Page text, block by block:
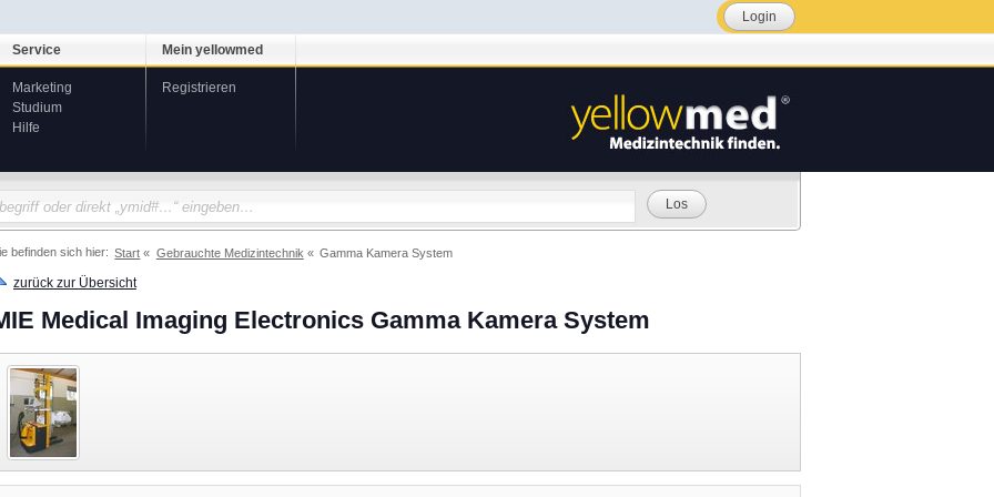
Login
Service
Marketing
Studium
Hilfe
Mein yellowmed
Registrieren
Los
befinden sich hier: Start Gebrauchte Medizintechnik Gamma Kamera System
zurück zur Übersicht
Medical Imaging Electronics Gamma Kamera System